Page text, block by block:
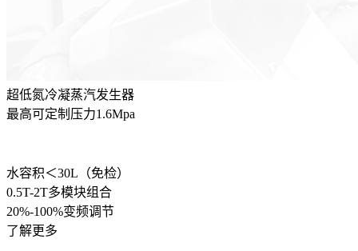
超低氮冷凝蒸汽发生器
最高可定制压力1.6Mpa
水容积＜30L（免检）
0.5T-2T多模块组合
20%-100%变频调节
了解更多